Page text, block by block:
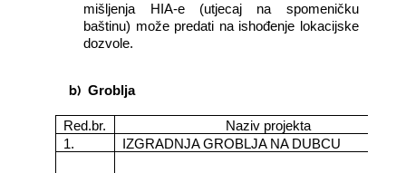
mišljenja HIA-e (utjecaj na spomeničku
baštinu) može predati na ishođenje lokacijske
dozvole.
b) Groblja
Red.br.
Naziv projekta
1.
IZGRADNJA GROBLJA NA DUBCU